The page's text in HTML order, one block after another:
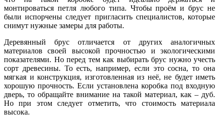
монтироваться петля любого типа. Чтобы проём и брус не
были испорчены следует пригласить специалистов, которые
снимут нужные замеры для работы.
Деревянный брус отличается от других аналогичных
материалов своей высокой прочностью и экологическими
показателями. Но перед тем как выбирать брус нужно учесть
сорт древесины. То есть, например, если это сосна, то она
мягкая и конструкция, изготовленная из неё, не будет иметь
хорошую прочность. Если установлена коробка под входную
дверь, то обращайте внимание на такой материал, как – дуб.
Но при этом следует отметить, что стоимость материала
высока.